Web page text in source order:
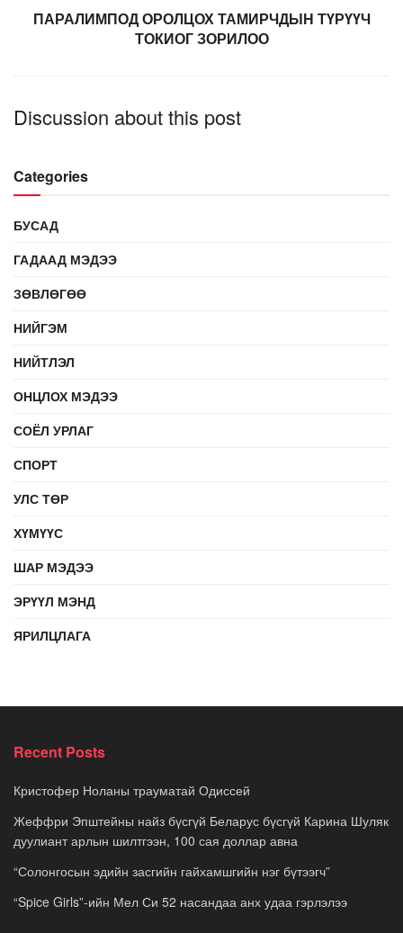
ПАРАЛИМПОД ОРОЛЦОХ ТАМИРЧДЫН ТҮРҮҮЧ
ТОКИОГ ЗОРИЛОО
Discussion about this post
Categories
БУСАД
ГАДААД МЭДЭЭ
ЗӨВЛӨГӨӨ
НИЙГЭМ
НИЙТЛЭЛ
ОНЦЛОХ МЭДЭЭ
СОЁЛ УРЛАГ
СПОРТ
УЛС ТӨР
ХҮМҮҮС
ШАР МЭДЭЭ
ЭРҮҮЛ МЭНД
ЯРИЛЦЛАГА
Recent Posts
Кристофер Ноланы трауматай Одиссей
Жеффри Эпштейны найз бүсгүй Беларус бүсгүй Карина Шуляк
дуулиант арлын шилтгээн, 100 сая доллар авна
“Солонгосын эдийн засгийн гайхамшгийн нэг бүтээгч”
“Spice Girls”-ийн Мел Си 52 насандаа анх удаа гэрлэлээ